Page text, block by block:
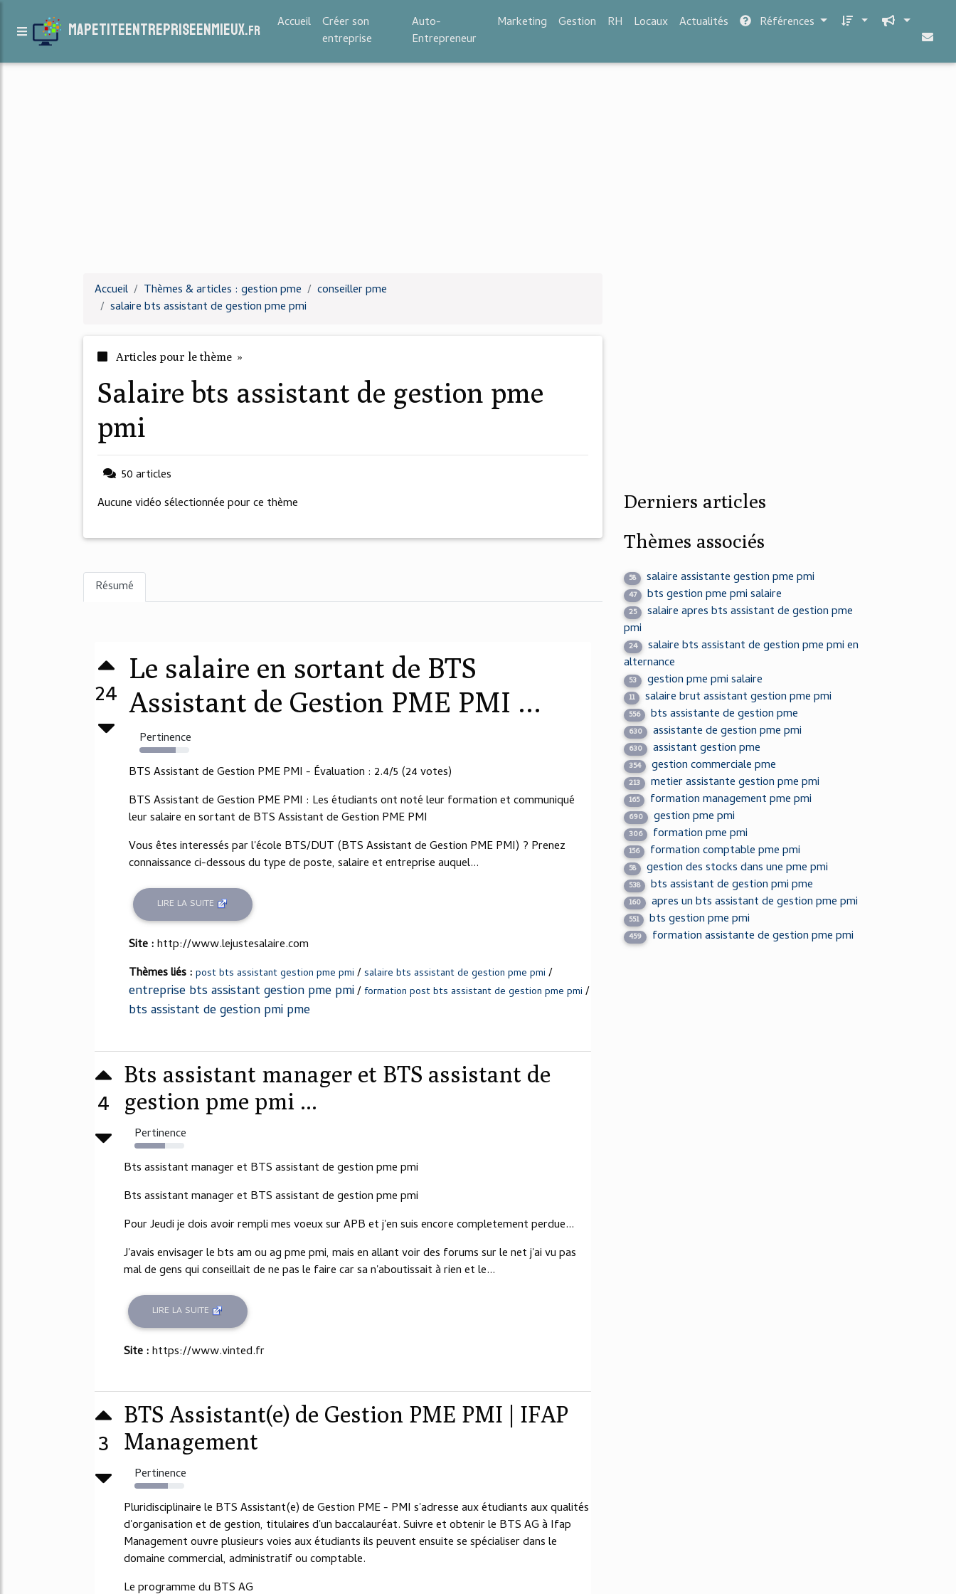
mapetiteentrepriseenmieux.fr Accueil
Créer son
entreprise
Auto-
Entrepreneur
Marketing Gestion RH Locaux Actualités Références
Accueil Thèmes & articles : gestion pme
conseiller pme
salaire bts assistant de gestion pme pmi
Articles pour le thème »
salaire bts assistant de gestion pme
pmi
50 articles
Aucune vidéo sélectionnée pour ce thème
Résumé
24
Le salaire en sortant de BTS
Assistant de Gestion PME PMI ...
Pertinence
73%
BTS Assistant de Gestion PME PMI - Évaluation : 2.4/5 (24 votes)
BTS Assistant de Gestion PME PMI : Les étudiants ont noté leur formation et communiqué
leur salaire en sortant de BTS Assistant de Gestion PME PMI
Vous êtes interessés par l'école BTS/DUT (BTS Assistant de Gestion PME PMI) ? Prenez
connaissance ci-dessous du type de poste, salaire et entreprise auquel...
LIRE LA SUITE
Site :http://www.lejustesalaire.com
Thèmes liés : post bts assistant gestion pme pmi /salaire bts assistant de gestion pme pmi /
entreprise bts assistant gestion pme pmi/formation post bts assistant de gestion pme pmi /
bts assistant de gestion pmi pme
4
Bts assistant manager et BTS assistant de
gestion pme pmi ...
Pertinence
62%
Bts assistant manager et BTS assistant de gestion pme pmi
Bts assistant manager et BTS assistant de gestion pme pmi
Pour Jeudi je dois avoir rempli mes voeux sur APB et j'en suis encore completement perdue...
J'avais envisager le bts am ou ag pme pmi, mais en allant voir des forums sur le net j'ai vu pas
mal de gens qui conseillait de ne pas le faire car sa n'aboutissait à rien et le...
LIRE LA SUITE
Site :https://www.vinted.fr
3
BTS Assistant(e) de Gestion PME PMI | IFAP
Management
Pertinence
67%
Pluridisciplinaire le BTS Assistant(e) de Gestion PME - PMI s'adresse aux étudiants aux qualités
d'organisation et de gestion, titulaires d'un baccalauréat. Suivre et obtenir le BTS AG à Ifap
Management ouvre plusieurs voies aux étudiants ils peuvent ensuite se spécialiser dans le
domaine commercial, administratif ou comptable.
Le programme du BTS AG
Derniers articles
Thèmes associés
58 salaire assistante gestion pme pmi
47 bts gestion pme pmi salaire
25
salaire apres bts assistant de gestion pme
pmi
24
salaire bts assistant de gestion pme pmi en
alternance
53 gestion pme pmi salaire
11 salaire brut assistant gestion pme pmi
556 bts assistante de gestion pme
630 assistante de gestion pme pmi
630 assistant gestion pme
354 gestion commerciale pme
213 metier assistante gestion pme pmi
165 formation management pme pmi
690 gestion pme pmi
306 formation pme pmi
156 formation comptable pme pmi
58 gestion des stocks dans une pme pmi
538 bts assistant de gestion pmi pme
160 apres un bts assistant de gestion pme pmi
551 bts gestion pme pmi
459 formation assistante de gestion pme pmi